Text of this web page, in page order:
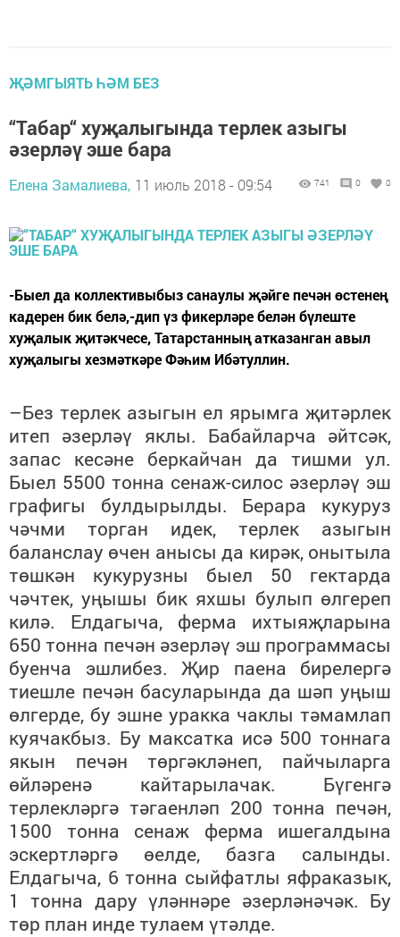
ҖӘМГЫЯТЬ ҺӘМ БЕЗ
“Табар“ хуҗалыгында терлек азыгы
әзерләү эше бара
Елена Замалиева, 11 июль 2018 - 09:54 741 0 0
-Быел да коллективыбыз санаулы җәйге печән өстенең
кадерен бик белә,-дип үз фикерләре белән бүлеште
хуҗалык җитәкчесе, Татарстанның атказанган авыл
хуҗалыгы хезмәткәре Фәһим Ибәтуллин.
–Без терлек азыгын ел ярымга җитәрлек
итеп әзерләү яклы. Бабайларча әйтсәк,
запас кесәне беркайчан да тишми ул.
Быел 5500 тонна сенаж-силос әзерләү эш
графигы булдырылды. Берара кукуруз
чәчми торган идек, терлек азыгын
баланслау өчен анысы да кирәк, онытыла
төшкән кукурузны быел 50 гектарда
чәчтек, уңышы бик яхшы булып өлгереп
килә. Елдагыча, ферма ихтыяҗларына
650 тонна печән әзерләү эш программасы
буенча эшлибез. Җир паена бирелергә
тиешле печән басуларында да шәп уңыш
өлгерде, бу эшне уракка чаклы тәмамлап
куячакбыз. Бу максатка исә 500 тоннага
якын печән төргәкләнеп, пайчыларга
өйләренә кайтарылачак. Бүгенгә
терлекләргә тәгаенләп 200 тонна печән,
1500 тонна сенаж ферма ишегалдына
эскертләргә өелде, базга салынды.
Елдагыча, 6 тонна сыйфатлы яфраказык,
1 тонна дару үләннәре әзерләнәчәк. Бу
төр план инде тулаем үтәлде.